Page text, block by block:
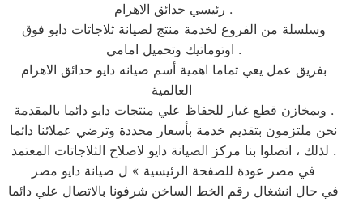
رئيسي حدائق الاهرام .
وسلسلة من الفروع لخدمة منتج لصيانة ثلاجاتات دايو فوق
اوتوماتيك وتحميل امامي .
بفريق عمل يعي تماما اهمية أسم صيانه دايو حدائق الاهرام
العالمية
وبمخازن قطع غيار للحفاظ علي منتجات دايو دائما بالمقدمة .
نحن ملتزمون بتقديم خدمة بأسعار محددة وترضي عملائنا دائما
. لذلك ، اتصلوا بنا مركز الصيانة دايو لاصلاح الثلاجاتات المعتمد
في مصر عودة للصفحة الرئيسية » ل صيانة دايو مصر
في حال انشغال رقم الخط الساخن شرفونا بالاتصال علي دائما